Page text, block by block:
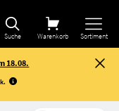
Suche Warenkorb Sortiment
18.08.
.